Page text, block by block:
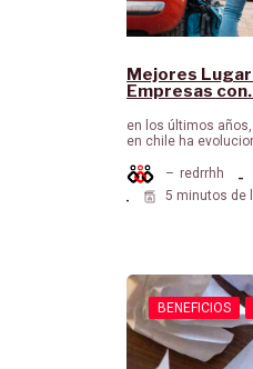
Mejores
Empresas
en los últimos
en chile ha
– redrrhh
5 minutos de
BENEFICIOS